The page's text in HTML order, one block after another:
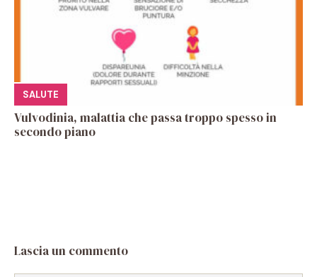
SALUTE
Vulvodinia, malattia che passa troppo spesso in
secondo piano
Lascia un commento